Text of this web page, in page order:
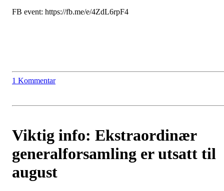
FB event: https://fb.me/e/4ZdL6rpF4
1 Kommentar
Viktig info: Ekstraordinær
generalforsamling er utsatt til
august